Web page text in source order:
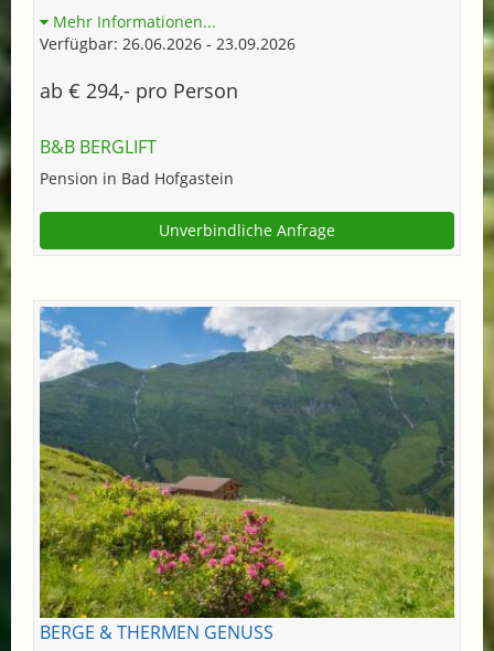
Mehr Informationen...
Verfügbar: 26.06.2026 - 23.09.2026
ab € 294,- pro Person
B&B BERGLIFT
Pension in Bad Hofgastein
Unverbindliche Anfrage
BERGE & THERMEN GENUSS